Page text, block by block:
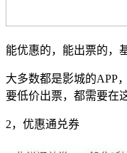
能优惠的，能出票的，
大多数都是影城的APP
要低价出票，都需要在
2，优惠通兑券